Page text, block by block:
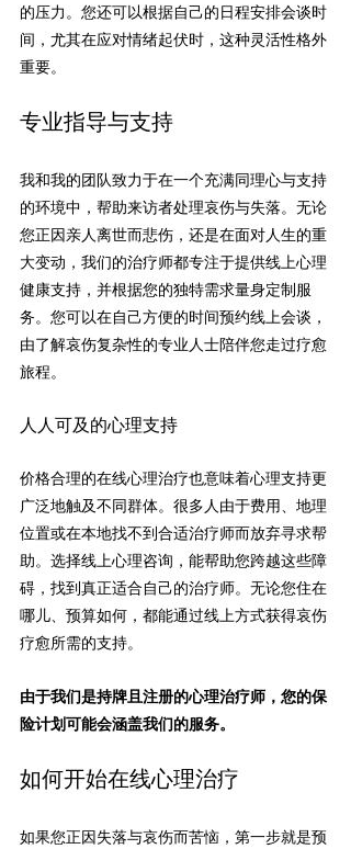
的压力。您还可以根据自己的日程安排会谈时
间，尤其在应对情绪起伏时，这种灵活性格外
重要。
专业指导与支持
我和我的团队致力于在一个充满同理心与支持
的环境中，帮助来访者处理哀伤与失落。无论
您正因亲人离世而悲伤，还是在面对人生的重
大变动，我们的治疗师都专注于提供线上心理
健康支持，并根据您的独特需求量身定制服
务。您可以在自己方便的时间预约线上会谈，
由了解哀伤复杂性的专业人士陪伴您走过疗愈
旅程。
人人可及的心理支持
价格合理的在线心理治疗也意味着心理支持更
广泛地触及不同群体。很多人由于费用、地理
位置或在本地找不到合适治疗师而放弃寻求帮
助。选择线上心理咨询，能帮助您跨越这些障
碍，找到真正适合自己的治疗师。无论您住在
哪儿、预算如何，都能通过线上方式获得哀伤
疗愈所需的支持。
由于我们是持牌且注册的心理治疗师，您的保
险计划可能会涵盖我们的服务。
如何开始在线心理治疗
如果您正因失落与哀伤而苦恼，第一步就是预